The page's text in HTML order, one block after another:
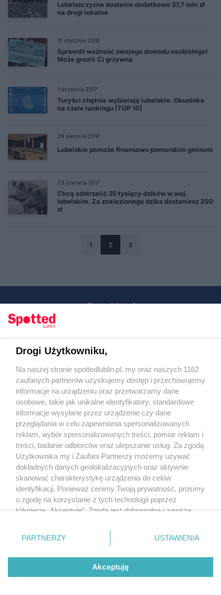
Lubelszczyzna dostanie dodatkowo 37,7 mln zł
na drogi lokalne
10 stycznia 2018
Sprawdź ważność swojego dowodu osobistego!
Może grozić Ci grzywna
1 września 2017
Turyści chętnie wybierają lubelskie. Okuninka
na czele rankingu [TOP 10]
29 sierpnia 2017
Lubelskie pomoże finansowo pomorskim gminom
23 czerwca 2017
Chcą odstrzelić 25 tysięcy dzików w woj.
lubelskim. Za znalezionego dzika dostaniesz 200
zł
1 2 3
KATEGORIE
OGŁOSZENIA
WYDARZENIA
NA SKRÓTY
Regulamin
Polityka prywatności
RODO
Warunki korzystania z treści
Drogi Użytkowniku,
Na naszej stronie spottedlublin.pl, my oraz naszych 1162
zaufanych partnerów uzyskujemy dostęp i przechowujemy
informacje na urządzeniu oraz przetwarzamy dane
osobowe, takie jak unikalne identyfikatory, standardowe
informacje wysyłane przez urządzenie czy dane
przeglądania w celu zapewniania spersonalizowanych
reklam, wybór spersonalizowanych treści, pomiar reklam i
treści, badanie odbiorców oraz ulepszanie usług. Za zgodą
Użytkownika my i Zaufani Partnerzy możemy używać
dokładnych danych geolokalizacyjnych oraz aktywnie
skanować charakterystykę urządzenia do celów
identyfikacji. Ponieważ cenimy Twoją prywatność, prosimy
o zgodę na korzystanie z tych technologii poprzez
kliknięcie „Akceptuję”. Zgoda jest dobrowolna i zawsze
prywatności znajdujący się w lewym dolnym rogu strony
. Niektóre rodzaje przetwarzania danych nie wymagają
zgody użytkownika, ale masz prawo sprzeciwić się
takiemu przetwarzaniu. Preferencje będą miały
zastosowania tylko na tej witrynie.
PARTNERZY USTAWIENIA
Akceptuję